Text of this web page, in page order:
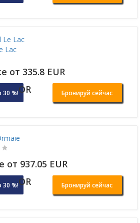
Lac
от 335.8 EUR
30 %!OR Бронируй сейчас
от 937.05 EUR
30 %!OR Бронируй сейчас